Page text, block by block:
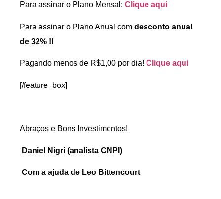
Para assinar o Plano Mensal: Clique aqui
Para assinar o Plano Anual com desconto anual
de 32% !!
Pagando menos de R$1,00 por dia! Clique aqui
[/feature_box]
Abraços e Bons Investimentos!
Daniel Nigri (analista CNPI)
Com a ajuda de Leo Bittencourt